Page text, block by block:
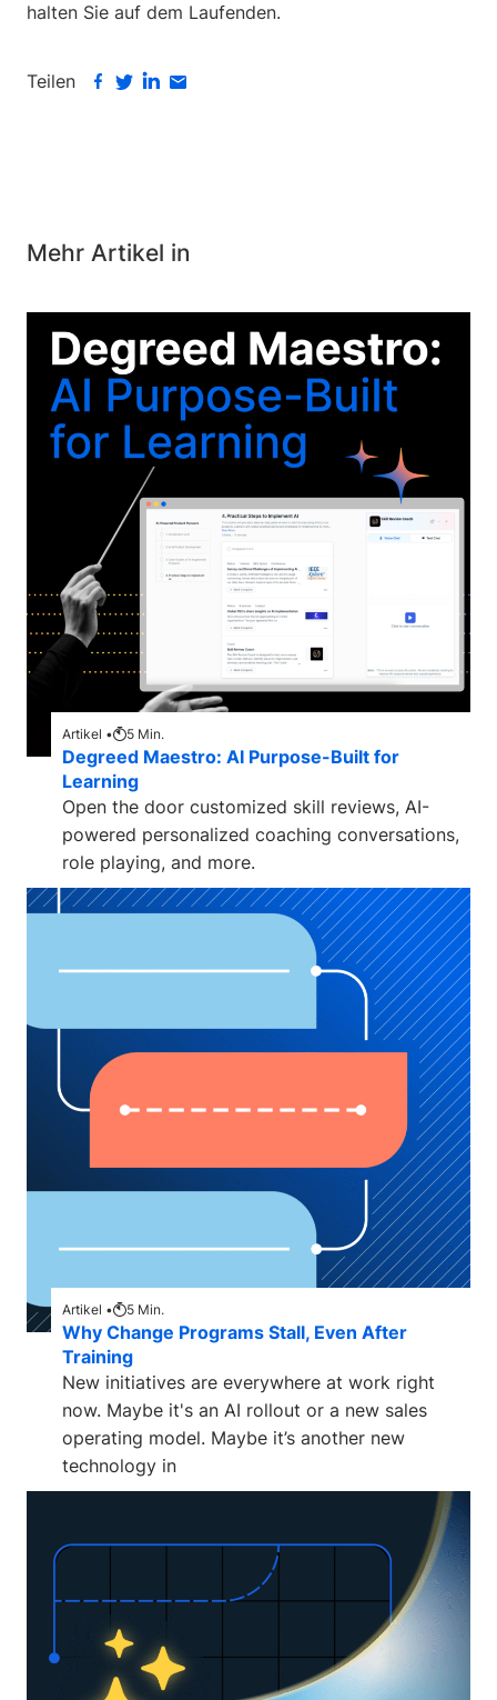
halten Sie auf dem Laufenden.
Teilen
Mehr Artikel in
Artikel • 5 Min.
Degreed Maestro: AI Purpose-Built for
Learning
Open the door customized skill reviews, AI-
powered personalized coaching conversations,
role playing, and more.
Artikel • 5 Min.
Why Change Programs Stall, Even After
Training
New initiatives are everywhere at work right
now. Maybe it's an AI rollout or a new sales
operating model. Maybe it’s another new
technology in